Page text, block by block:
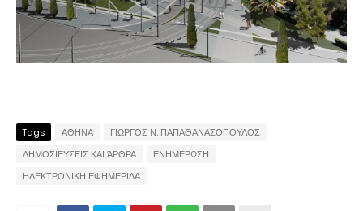
Tags ΑΘΗΝΑ
ΓΙΩΡΓΟΣ Ν. ΠΑΠΑΘΑΝΑΣΟΠΟΥΛΟΣ
ΔΗΜΟΣΙΕΥΣΕΙΣ ΚΑΙ ΆΡΘΡΑ
ΕΝΗΜΕΡΩΣΗ
ΗΛΕΚΤΡΟΝΙΚΗ ΕΦΗΜΕΡΙΔΑ